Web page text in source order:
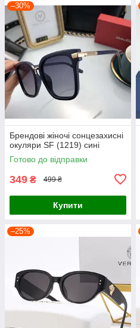
–30%
Брендові жіночі сонцезахисні
окуляри SF (1219) сині
Готово до відправки
349 ₴ 499 ₴
Купити
–25%